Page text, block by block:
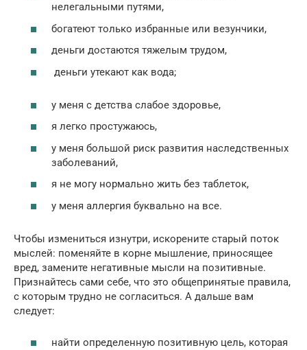
нелегальными путями,
богатеют только избранные или везунчики,
деньги достаются тяжелым трудом,
деньги утекают как вода;
у меня с детства слабое здоровье,
я легко простужаюсь,
у меня большой риск развития наследственных
заболеваний,
я не могу нормально жить без таблеток,
у меня аллергия буквально на все.
Чтобы измениться изнутри, искорените старый поток
мыслей: поменяйте в корне мышление, приносящее
вред, замените негативные мысли на позитивные.
Признайтесь сами себе, что это общепринятые правила,
с которым трудно не согласиться. А дальше вам
следует:
найти определенную позитивную цель, которая